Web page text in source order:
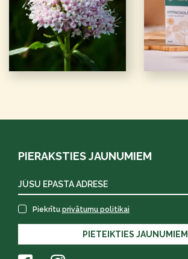
PIERAKSTIES JAUNUMIEM
Piekrītu privātumu politikai
PIETEIKTIES JAUNUMIEM